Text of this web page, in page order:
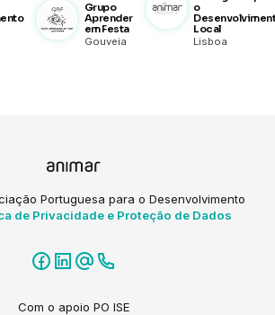
Grupo
Aprender
em Festa
Gouveia
o
Local
Lisboa
Portuguesa para o Desenvolvimento
de Privacidade e Proteção de Dados
Com o apoio PO ISE